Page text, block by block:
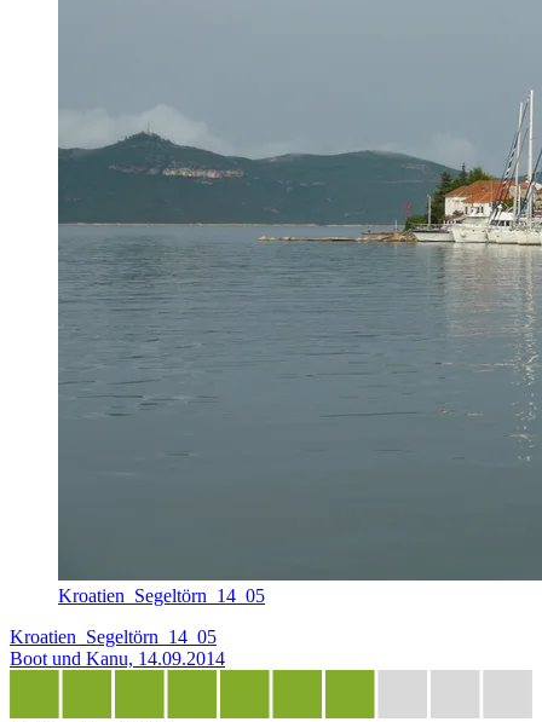
Kroatien_Segeltörn_14_05
Kroatien_Segeltörn_14_05
Boot und Kanu, 14.09.2014